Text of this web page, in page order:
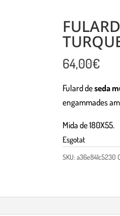
64,00€
Fulard deseda
engammades
Mida de 180X55.
Esgotat
SKU: a36e841c5230